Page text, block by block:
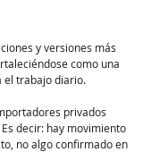
y versiones más
como una
el trabajo diario.
privados
decir: hay movimiento
no algo confirmado en